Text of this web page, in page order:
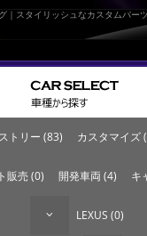
｜スタイリッシュなカスタムパー
トリー (83) カスタマイズ
販売 (0) 開発車両 (4) キ
LEXUS (0)